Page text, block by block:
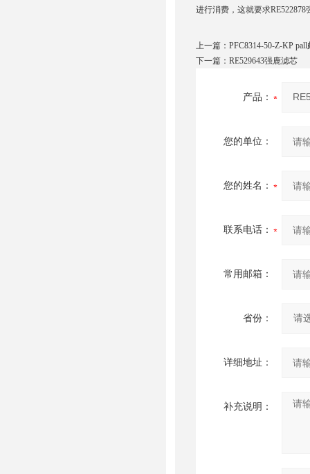
进行消费，这就要求
上一篇： PFC8314-50-Z-KP
下一篇： RE529643强鹿滤芯
产品：
您的单位：
您的姓名：
联系电话：
常用邮箱：
省份：
详细地址：
补充说明：